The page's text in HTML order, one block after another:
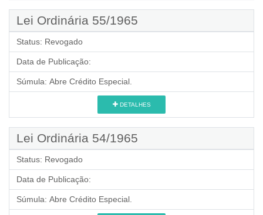
Lei Ordinária 55/1965
Status: Revogado
Data de Publicação:
Súmula: Abre Crédito Especial.
DETALHES
Lei Ordinária 54/1965
Status: Revogado
Data de Publicação:
Súmula: Abre Crédito Especial.